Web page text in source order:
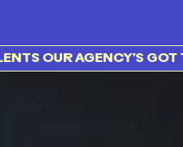
AGENCY’S GOT